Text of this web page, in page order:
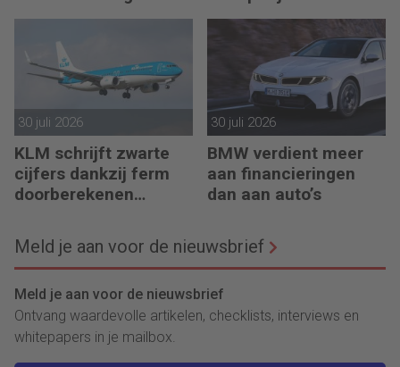
30 juli 2026
KLM schrijft zwarte
cijfers dankzij ferm
doorberekenen
30 juli 2026
BMW verdient meer
aan financieringen
dan aan auto’s
Meld je aan voor de nieuwsbrief
Meld je aan voor de nieuwsbrief
Ontvang waardevolle artikelen, checklists, interviews en
whitepapers in je mailbox.